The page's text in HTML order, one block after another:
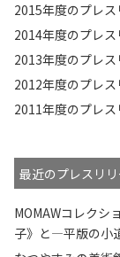
2015年度のプレス
2014年度のプレス
2013年度のプレス
2012年度のプレス
2011年度のプレス
最近のプレスリリ
MOMAWコレク
子》と—平版の小